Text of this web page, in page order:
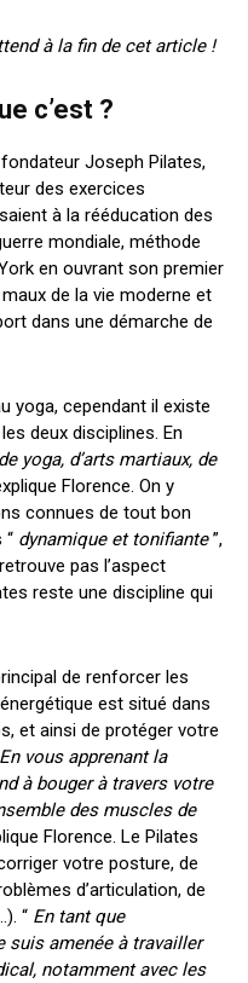
à la fin de cet article !
c’est ?
Joseph Pilates,
des exercices
à la rééducation des
mondiale, méthode
en ouvrant son premier
de la vie moderne et
dans une démarche de
yoga, cependant il existe
deux disciplines. En
yoga, d’arts martiaux, de
Florence. On y
connues de tout bon
“ dynamique et tonifiante”,
pas l’aspect
reste une discipline qui
de renforcer les
est situé dans
, et ainsi de protéger votre
En vous apprenant la
à bouger à travers votre
des muscles de
Florence. Le Pilates
votre posture, de
d’articulation, de
“ En tant que
suis amenée à travailler
notammentavec les